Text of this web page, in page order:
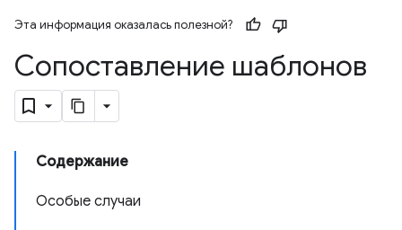
Эта информация оказалась полезной?
Сопоставление шаблонов
Содержание
Особые случаи